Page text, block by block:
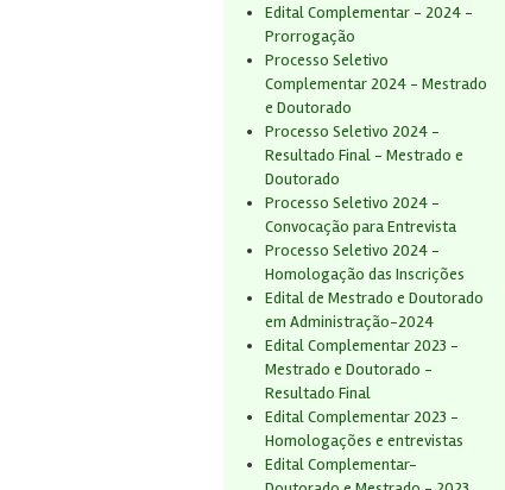
Edital Complementar - 2024 -
Prorrogação
Processo Seletivo
Complementar 2024 - Mestrado
e Doutorado
Processo Seletivo 2024 -
Resultado Final - Mestrado e
Doutorado
Processo Seletivo 2024 -
Convocação para Entrevista
Processo Seletivo 2024 -
Homologação das Inscrições
Edital de Mestrado e Doutorado
em Administração-2024
Edital Complementar 2023 -
Mestrado e Doutorado -
Resultado Final
Edital Complementar 2023 -
Homologações e entrevistas
Edital Complementar-